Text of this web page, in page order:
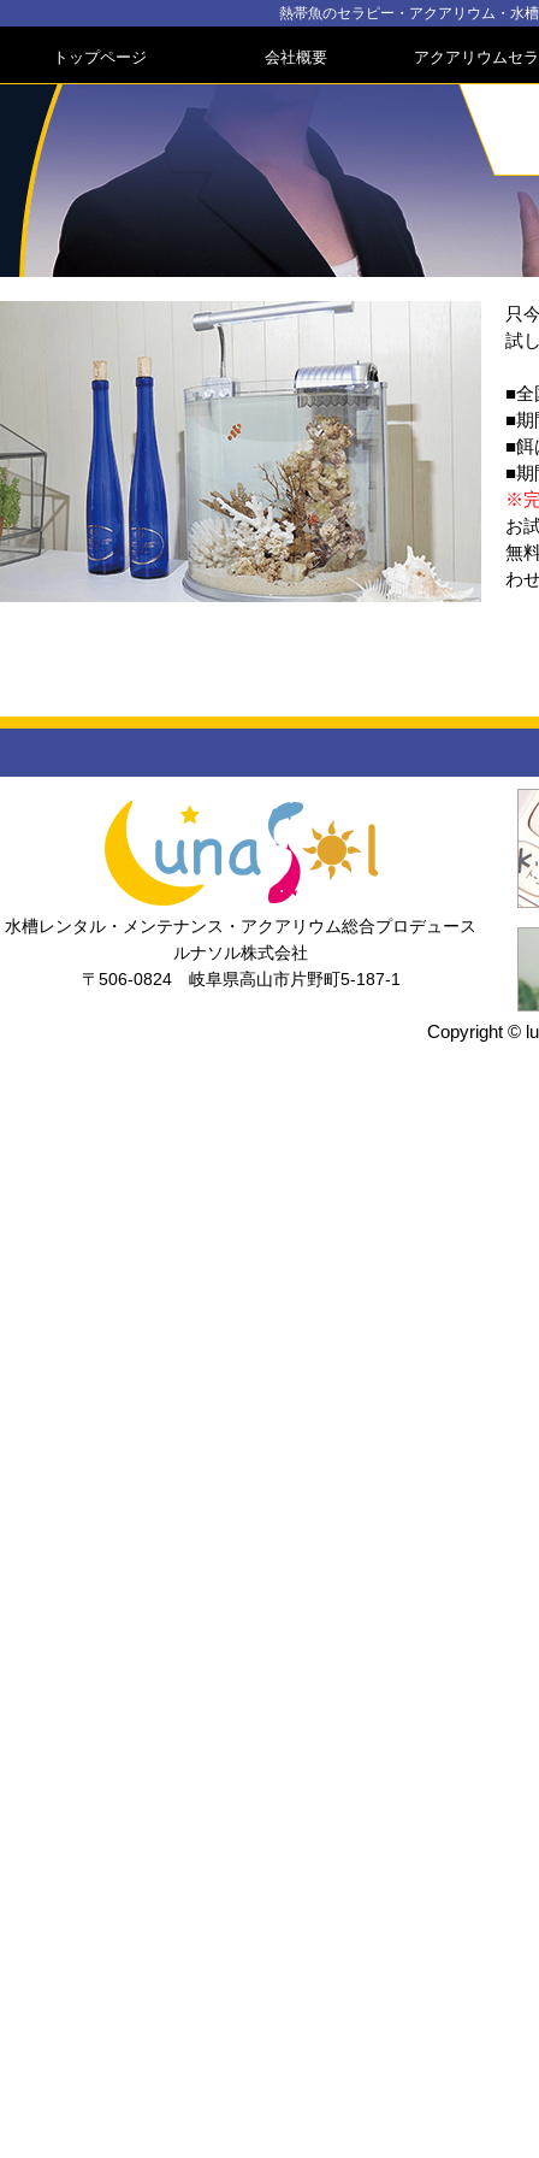
熱帯魚のセラピー・アクアリウム・水
トップページ 会社概要 アクアリウムセ
只
試
■全
■期
■餌
■期
※
お
無
わ
水槽レンタル・メンテナンス・アクアリウム総合プロデュース
ルナソル株式会社
〒506-0824 岐阜県高山市片野町5-187-1
Copyright ©